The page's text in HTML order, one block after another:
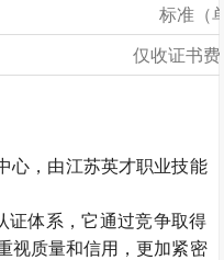
标准（
仅收证书
心，由江苏英才职业技能
证体系，它通过竞争取得
视质量和信用，更加紧密